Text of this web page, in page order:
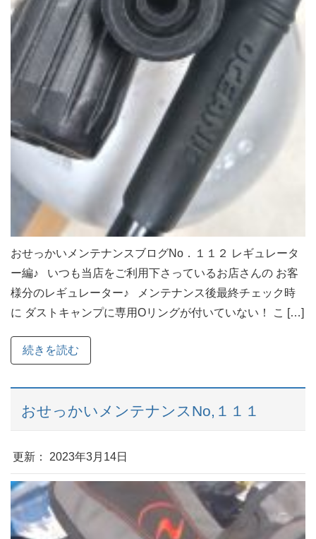
おせっかいメンテナンスブログNo．１１２ レギュレータ
ー編♪ いつも当店をご利用下さっているお店さんの お客
様分のレギュレーター♪ メンテナンス後最終チェック時
に ダストキャンプに専用Oリングが付いていない！ こ […]
続きを読む
おせっかいメンテナンスNo,１１１
更新： 2023年3月14日